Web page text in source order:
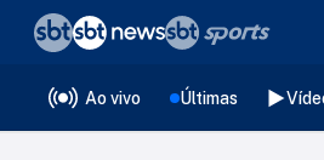
Ao vivo Últimas
❮voltar
Editorias